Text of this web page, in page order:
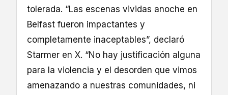
tolerada. “Las escenas vividas anoche en
Belfast fueron impactantes y
completamente inaceptables”, declaró
Starmer en X. “No hay justificación alguna
para la violencia y el desorden que vimos
amenazando a nuestras comunidades, ni